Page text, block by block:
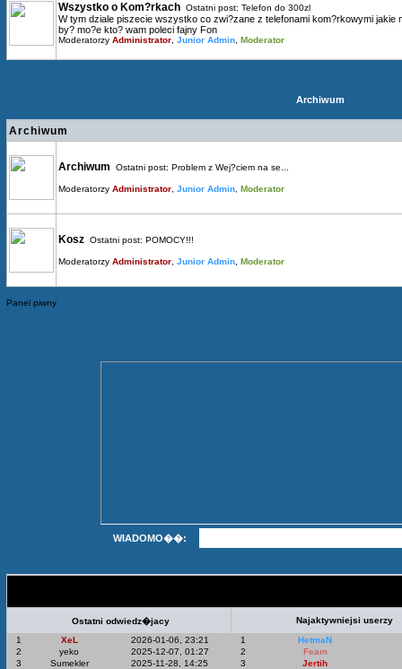
Wszystko o Kom?rkach Ostatni post: Telefon do 300zl
W tym dziale piszecie wszystko co zwi?zane z telefonami kom?rkowymi jakie
by? mo?e kto? wam poleci fajny Fon
Moderatorzy Administrator Junior Admin Moderator
Archiwum
Archiwum
Archiwum Ostatni post: Problem z Wej?ciem na se...
Moderatorzy Administrator Junior Admin Moderator
Kosz Ostatni post: POMOCY!!!
Moderatorzy Administrator Junior Admin Moderator
Panel piwny
WIADOMO��:
Ostatni odwiedz�jacy
Najaktywniejsi userzy
1
XeL
2026-01-06, 23:21
2
yeko
2025-12-07, 01:27
3
Sumekler
2025-11-28, 14:25
1
HetmaN
2
Feam
3
Jertih